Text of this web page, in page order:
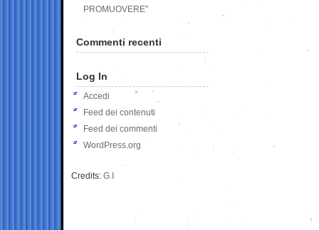
PROMUOVERE”
Commenti recenti
Log In
Accedi
Feed dei contenuti
Feed dei commenti
WordPress.org
Credits: G.I